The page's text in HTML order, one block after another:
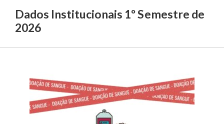
Dados Institucionais 1º Semestre de
2026